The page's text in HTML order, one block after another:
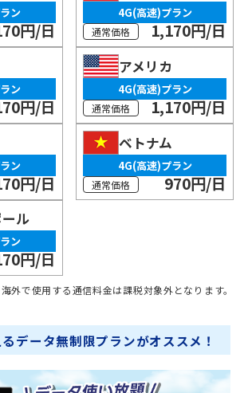
ン
円/日
4G(高速)プラン
通常価格 1,170円/日
ン
円/日
アメリカ
4G(高速)プラン
通常価格 1,170円/日
ン
円/日
ベトナム
4G(高速)プラン
通常価格 970円/日
ル
ン
円/日
外で使用する通信料金は課税対象外となります。
データ無制限プランがオススメ！